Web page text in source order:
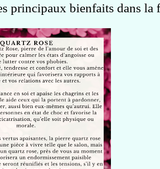
principaux bienfaits dans la